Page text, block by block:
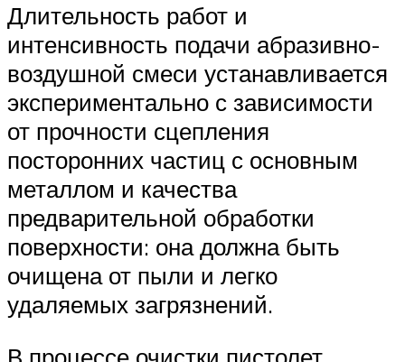
Длительность работ и
интенсивность подачи абразивно-
воздушной смеси устанавливается
экспериментально с зависимости
от прочности сцепления
посторонних частиц с основным
металлом и качества
предварительной обработки
поверхности: она должна быть
очищена от пыли и легко
удаляемых загрязнений.